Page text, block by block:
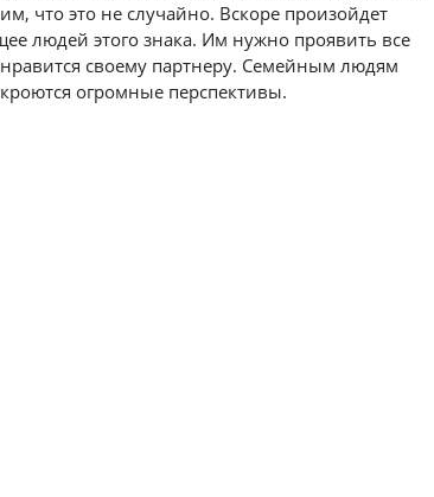
что это не случайно. Вскоре произойдет
людей этого знака. Им нужно проявить все
своему партнеру. Семейным людям
огромные перспективы.